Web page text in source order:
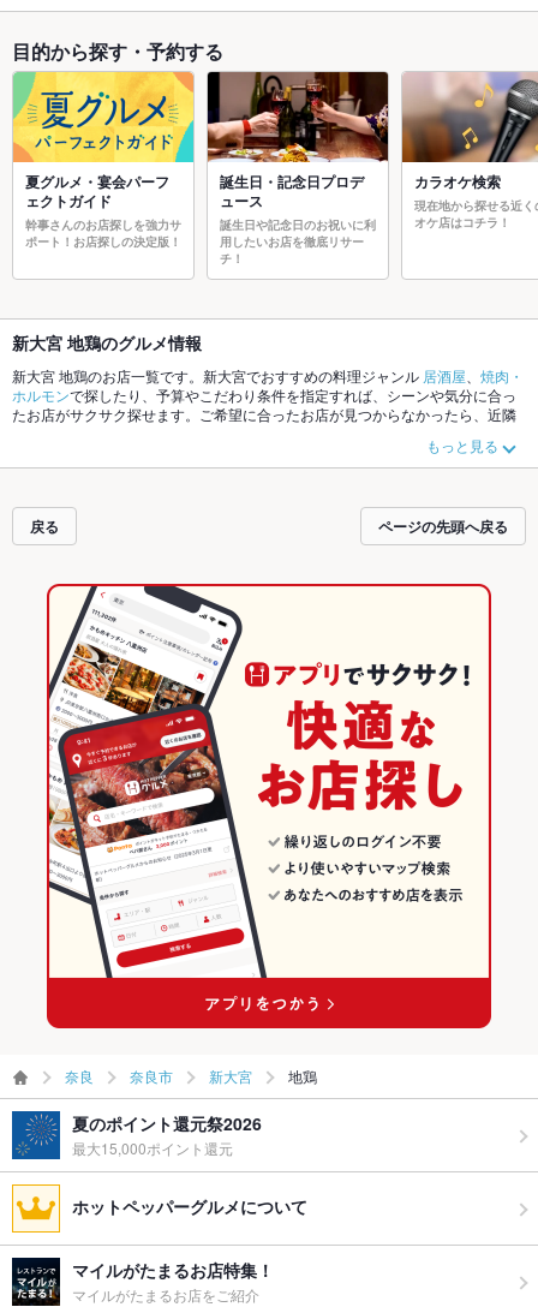
目的から探す・予約する
夏グルメ・宴会パーフ
ェクトガイド
幹事さんのお店探しを強力サ
ポート！お店探しの決定版！
誕生日・記念日プロデ
ュース
誕生日や記念日のお祝いに利
用したいお店を徹底リサー
チ！
カラオケ検索
現在地から探せる近く
オケ店はコチラ！
新大宮 地鶏のグルメ情報
新大宮 地鶏のお店一覧です。新大宮でおすすめの料理ジャンル 居酒屋
焼肉・
ホルモンで探したり、予算やこだわり条件を指定すれば、シーンや気分に合っ
たお店がサクサク探せます。ご希望に合ったお店が見つからなかったら、近隣
パーグルメなら、お得なクーポンはもちろん、こだわりメニューからあげ、 お
茶漬け、馬刺しや季節のおすすめ料理など、お店の最新情報をご紹介している
達どうしの飲み会にも、会社の宴会にも、デートやパーティーにもお得に便利
にホットペッパーグルメをご利用ください。
もっと見る
戻る ページの先頭へ戻る
奈良 奈良市 新大宮 地鶏
夏のポイント還元祭2026
最大15,000ポイント還元
ホットペッパーグルメについて
マイルがたまるお店特集！
マイルがたまるお店をご紹介